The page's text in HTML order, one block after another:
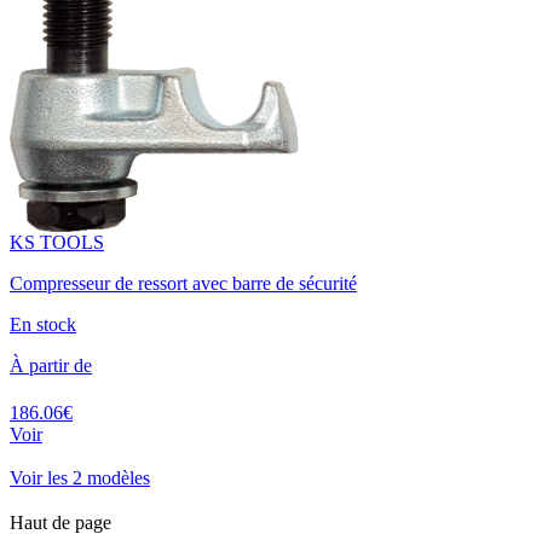
KS TOOLS
Compresseur de ressort avec barre de sécurité
En stock
À partir de
186.06€
Voir
Voir les 2 modèles
Haut de page